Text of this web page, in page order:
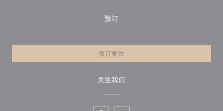
预订
预订餐位
关注我们